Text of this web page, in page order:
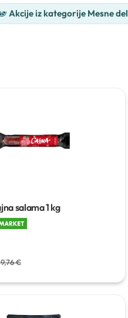
Akcije iz kategorije Mesne
salama1 kg
€